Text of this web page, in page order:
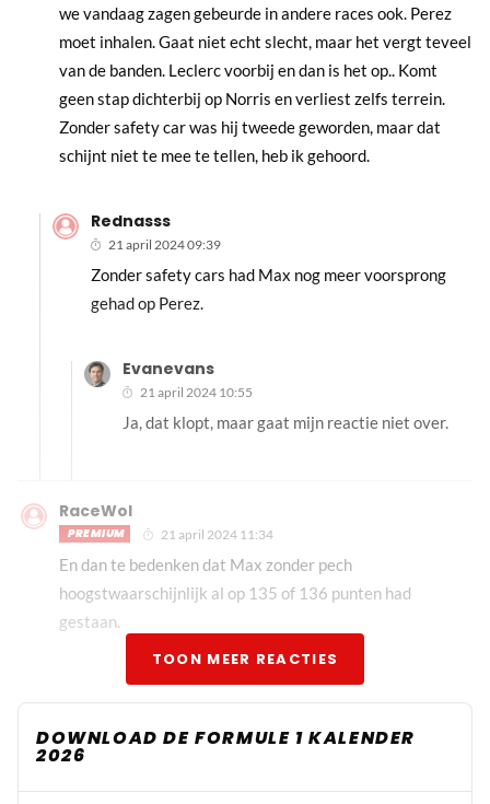
we vandaag zagen gebeurde in andere races ook. Perez
moet inhalen. Gaat niet echt slecht, maar het vergt teveel
van de banden. Leclerc voorbij en dan is het op.. Komt
geen stap dichterbij op Norris en verliest zelfs terrein.
Zonder safety car was hij tweede geworden, maar dat
schijnt niet te mee te tellen, heb ik gehoord.
Rednasss
21 april 2024 09:39
Zonder safety cars had Max nog meer voorsprong
gehad op Perez.
Evanevans
21 april 2024 10:55
Ja, dat klopt, maar gaat mijn reactie niet over.
RaceWol
PREMIUM 21 april 2024 11:34
En dan te bedenken dat Max zonder pech
hoogstwaarschijnlijk al op 135 of 136 punten had
gestaan.
TOON MEER REACTIES
DOWNLOAD DE FORMULE 1 KALENDER
2026